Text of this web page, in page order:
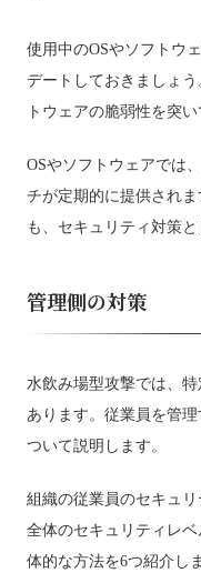
使用中のOSやソフトウ
デートしておきましょ
トウェアの脆弱性を突
OSやソフトウェアでは
チが定期的に提供され
も、セキュリティ対策と
管理側の対策
水飲み場型攻撃では、
あります。従業員を管
ついて説明します。
組織の従業員のセキュ
全体のセキュリティレ
体的な方法を6つ紹介し